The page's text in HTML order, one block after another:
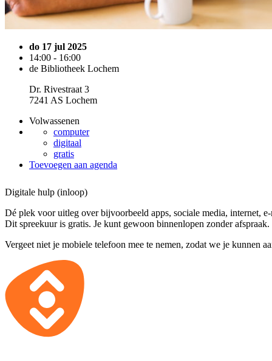
do 17 jul 2025
14:00 - 16:00
de Bibliotheek Lochem
Dr. Rivestraat 3
7241 AS Lochem
Volwassenen
computer
digitaal
gratis
Toevoegen aan agenda
Digitale hulp (inloop)
Dé plek voor uitleg over bijvoorbeeld apps, sociale media, internet,
Dit spreekuur is gratis. Je kunt gewoon binnenlopen zonder afspraak.
Vergeet niet je mobiele telefoon mee te nemen, zodat we je kunnen